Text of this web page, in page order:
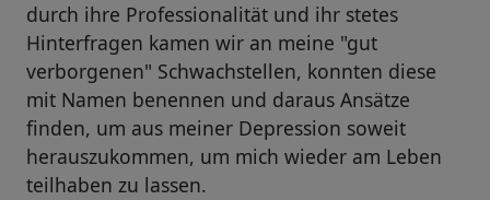
durch ihre Professionalität und ihr stetes
Hinterfragen kamen wir an meine "gut
verborgenen" Schwachstellen, konnten diese
mit Namen benennen und daraus Ansätze
finden, um aus meiner Depression soweit
herauszukommen, um mich wieder am Leben
teilhaben zu lassen.